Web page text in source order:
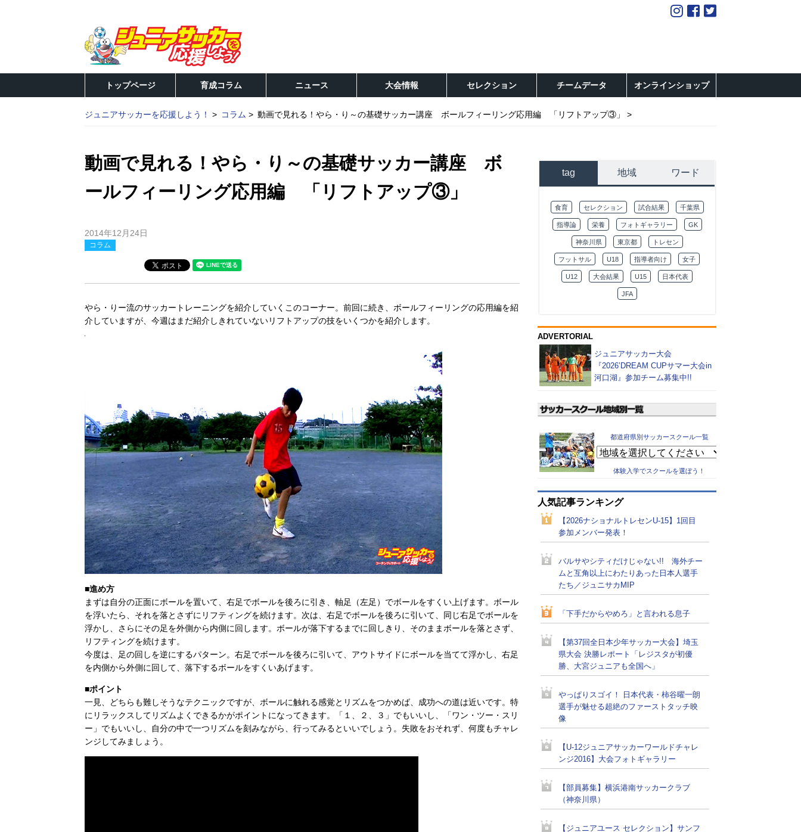
トップページ 育成コラム ニュース 大会情報 セレクション チームデータ オンラインショップ
ジュニアサッカーを応援しよう！ コラム 動画で見れる！やら・り～の基礎サッカー講座 ボールフィーリング応用編 「リフトアップ③」
動画で見れる！やら・り～の基礎サッカー講座 ボ
ールフィーリング応用編 「リフトアップ③」
2014年12月24日
コラム
やら・りー流のサッカートレーニングを紹介していくこのコーナー。前回に続き、ボールフィーリングの応用編を紹
介していますが、今週はまだ紹介しきれていないリフトアップの技をいくつかを紹介します。
■進め方
まずは自分の正面にボールを置いて、右足でボールを後ろに引き、軸足（左足）でボールをすくい上げます。ボール
を浮いたら、それを落とさずにリフティングを続けます。次は、右足でボールを後ろに引いて、同じ右足でボールを
浮かし、さらにその足を外側から内側に回します。ボールが落下するまでに回しきり、そのままボールを落とさず、
リフティングを続けます。
今度は、足の回しを逆にするパターン。右足でボールを後ろに引いて、アウトサイドにボールを当てて浮かし、右足
を内側から外側に回して、落下するボールをすくいあげます。
■ポイント
一見、どちらも難しそうなテクニックですが、ボールに触れる感覚とリズムをつかめば、成功への道は近いです。特
にリラックスしてリズムよくできるかがポイントになってきます。「１、２、３」でもいいし、「ワン・ツー・スリ
ー」でもいいし、自分の中で一つリズムを刻みながら、行ってみるといいでしょう。失敗をおそれず、何度もチャレ
ンジしてみましょう。
tag 地域 ワード
食育 セレクション 試合結果 千葉県
指導論 栄養 フォトギャラリー GK
神奈川県 東京都 トレセン
フットサル U18 指導者向け 女子
U12 大会結果 U15 日本代表
JFA
ADVERTORIAL
ジュニアサッカー大会
『2026’DREAM CUPサマー大会in
河口湖』参加チーム募集中!!
都道府県別サッカースクール一覧
体験入学でスクールを選ぼう！
人気記事ランキング
【2026ナショナルトレセンU-15】1回目
参加メンバー発表！
バルサやシティだけじゃない!! 海外チー
ムと互角以上にわたりあった日本人選手
たち／ジュニサカMIP
「下手だからやめろ」と言われる息子
【第37回全日本少年サッカー大会】埼玉
県大会 決勝レポート「レジスタが初優
勝、大宮ジュニアも全国へ」
やっぱりスゴイ！ 日本代表・柿谷曜一朗
選手が魅せる超絶のファーストタッチ映
像
【U-12ジュニアサッカーワールドチャレ
ンジ2016】大会フォトギャラリー
【部員募集】横浜港南サッカークラブ
（神奈川県）
【ジュニアユース セレクション】サンフ